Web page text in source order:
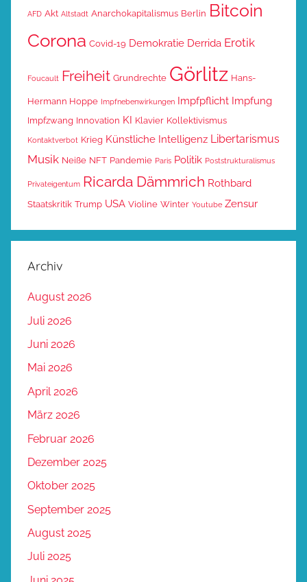
AFD Akt Altstadt Anarchokapitalismus Berlin Bitcoin
Corona Covid-19 Demokratie Derrida Erotik
Foucault Freiheit Grundrechte Görlitz Hans-
Hermann Hoppe Impfnebenwirkungen Impfpflicht Impfung
Impfzwang Innovation KI Klavier Kollektivismus
Kontaktverbot Krieg Künstliche Intelligenz Libertarismus
Musik Neiße NFT Pandemie Paris Politik Poststrukturalismus
Privateigentum Ricarda Dämmrich Rothbard
Staatskritik Trump USA Violine Winter Youtube Zensur
Archiv
August 2026
Juli 2026
Juni 2026
Mai 2026
April 2026
März 2026
Februar 2026
Dezember 2025
Oktober 2025
September 2025
August 2025
Juli 2025